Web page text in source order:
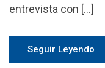
entrevista con […]
Seguir Leyendo